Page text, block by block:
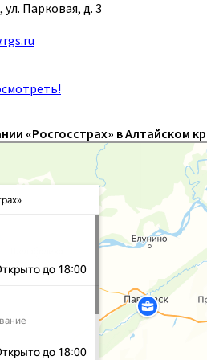
Парковая, д. 3
«Росгосстрах» в Алтайском